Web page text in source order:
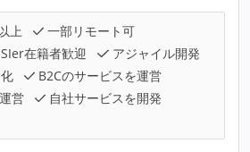
上
一部リモート可
SIer在籍者歓迎
アジャイル開発
B2Cのサービスを運営
営
自社サービスを開発